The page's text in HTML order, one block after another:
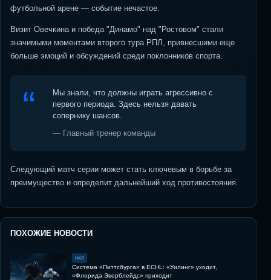
футбольной арене — событие нечастое.
Визит Овечкина и победа "Динамо" над "Ростовом" стали
значимыми моментами второго тура РПЛ, привнесшими еще
больше эмоций и обсуждений среди поклонников спорта.
Мы знали, что должны играть агрессивно с
первого периода. Здесь нельзя давать
сопернику шансов.
— Главный тренер команды
Следующий матч серии может стать ключевым в борьбе за
преимущество и определит дальнейший ход противостояния.
ПОХОЖИЕ НОВОСТИ
НХЛ
Система «Питтсбурга» в ECHL: «Уилинг» уходит,
«Флорида Эверблейдс» приходит